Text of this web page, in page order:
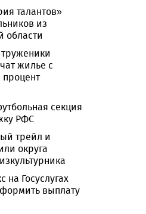
талантов»
из
области
жилье с
секция
РФС
трейл и
округа
на Госуслугах
выплату